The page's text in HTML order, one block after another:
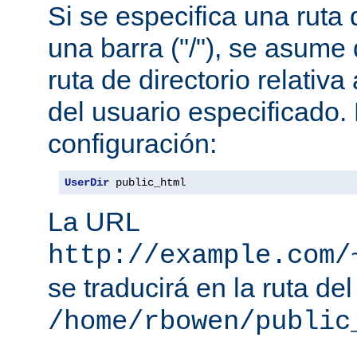
Si se especifica una ruta
una barra ("/"), se
ruta de directorio relativa
del usuario especificado.
configuración:
UserDir public_html
La URL
http://
se traducirá en la ruta
/home/rbowen/